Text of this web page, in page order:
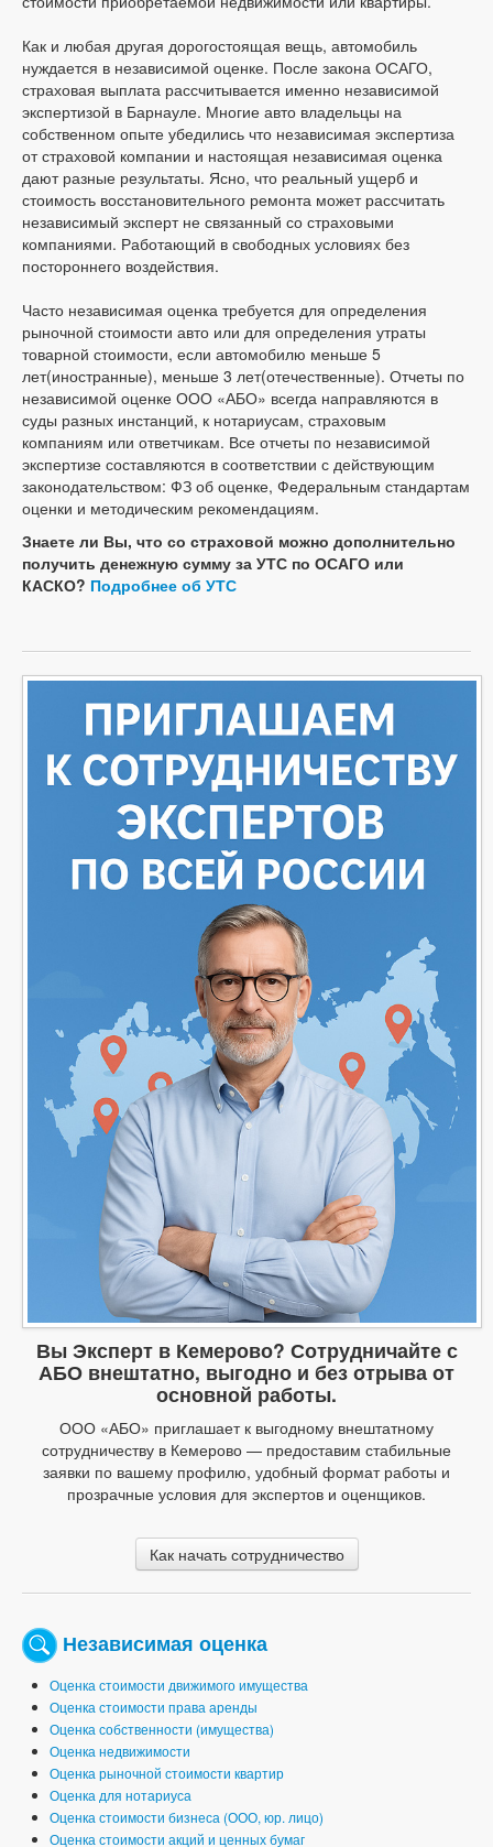
Как и любая другая дорогостоящая вещь, автомобиль
нуждается в независимой оценке. После закона ОСАГО,
страховая выплата рассчитывается именно независимой
экспертизой в Барнауле. Многие авто владельцы на
собственном опыте убедились что независимая экспертиза
от страховой компании и настоящая независимая оценка
дают разные результаты. Ясно, что реальный ущерб и
стоимость восстановительного ремонта может рассчитать
независимый эксперт не связанный со страховыми
компаниями. Работающий в свободных условиях без
постороннего воздействия.
Часто независимая оценка требуется для определения
рыночной стоимости авто или для определения утраты
товарной стоимости, если автомобилю меньше 5
лет(иностранные), меньше 3 лет(отечественные). Отчеты по
независимой оценке ООО «АБО» всегда направляются в
суды разных инстанций, к нотариусам, страховым
компаниям или ответчикам. Все отчеты по независимой
экспертизе составляются в соответствии с действующим
законодательством: ФЗ об оценке, Федеральным стандартам
оценки и методическим рекомендациям.
Знаете ли Вы, что со страховой можно дополнительно
получить денежную сумму за УТС по ОСАГО или
КАСКО? Подробнее об УТС
Вы Эксперт в Кемерово? Сотрудничайте с
АБО внештатно, выгодно и без отрыва от
основной работы.
ООО «АБО» приглашает к выгодному внештатному
сотрудничеству в Кемерово — предоставим стабильные
заявки по вашему профилю, удобный формат работы и
прозрачные условия для экспертов и оценщиков.
Как начать сотрудничество
Независимая оценка
Оценка стоимости движимого имущества
Оценка стоимости права аренды
Оценка собственности (имущества)
Оценка недвижимости
Оценка рыночной стоимости квартир
Оценка для нотариуса
Оценка стоимости бизнеса (ООО, юр. лицо)
Оценка стоимости акций и ценных бумаг